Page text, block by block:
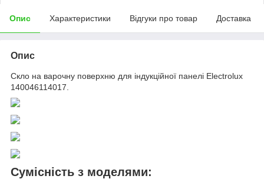
Опис Характеристики Відгуки про товар Доставка
Опис
Скло на варочну поверхню для індукційної панелі Electrolux
140046114017.
Сумісність з моделями: